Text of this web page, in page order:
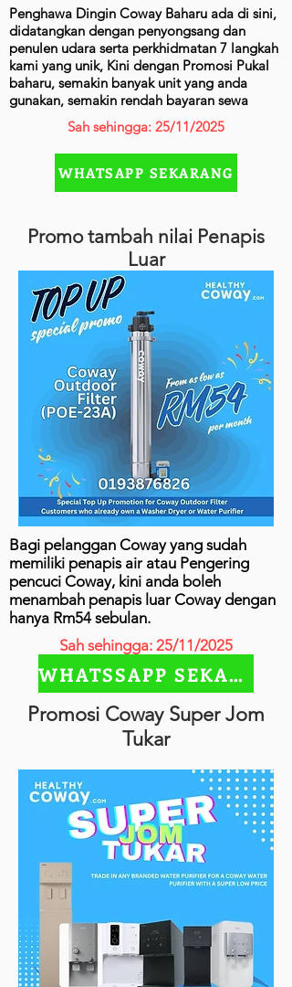
Penghawa Dingin Coway Baharu ada di sini,
didatangkan dengan penyongsang dan
penulen udara serta perkhidmatan 7 langkah
kami yang unik, Kini dengan Promosi Pukal
baharu, semakin banyak unit yang anda
gunakan, semakin rendah bayaran sewa
Sah sehingga: 25/11/2025
WHATSAPP SEKARANG
Promo tambah nilai Penapis
Luar
Bagi pelanggan Coway yang sudah
memiliki penapis air atau Pengering
pencuci Coway, kini anda boleh
menambah penapis luar Coway dengan
hanya Rm54 sebulan.
Sah sehingga: 25/11/2025
WHATSSAPP SEKARANG
Promosi Coway Super Jom
Tukar